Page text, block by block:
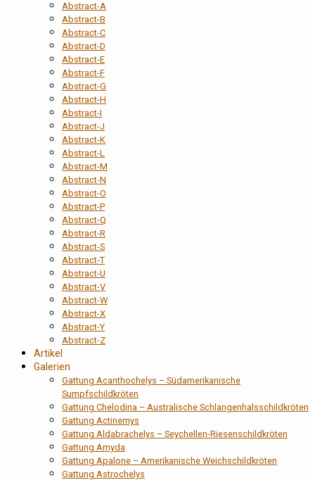
Abstract-A
Abstract-B
Abstract-C
Abstract-D
Abstract-E
Abstract-F
Abstract-G
Abstract-H
Abstract-I
Abstract-J
Abstract-K
Abstract-L
Abstract-M
Abstract-N
Abstract-O
Abstract-P
Abstract-Q
Abstract-R
Abstract-S
Abstract-T
Abstract-U
Abstract-V
Abstract-W
Abstract-X
Abstract-Y
Abstract-Z
Artikel
Galerien
Gattung Acanthochelys – Südamerikanische
Sumpfschildkröten
Gattung Chelodina – Australische Schlangenhalsschildkröten
Gattung Actinemys
Gattung Aldabrachelys – Seychellen-Riesenschildkröten
Gattung Amyda
Gattung Apalone – Amerikanische Weichschildkröten
Gattung Astrochelys